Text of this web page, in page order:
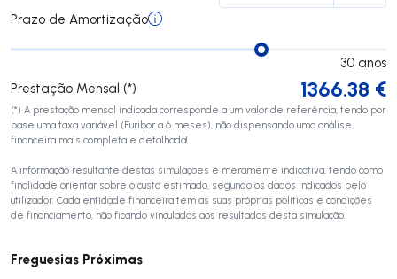
Prazo de Amortização
30 anos
Prestação Mensal (*)
1366.38 €
(*) A prestação mensal indicada corresponde a um valor de referência, tendo por
base uma taxa variável (Euribor a 6 meses), não dispensando uma análise
financeira mais completa e detalhada!
A informação resultante destas simulações é meramente indicativa, tendo como
finalidade orientar sobre o custo estimado, segundo os dados indicados pelo
utilizador. Cada entidade financeira tem as suas próprias políticas e condições
de financiamento, não ficando vinculadas aos resultados desta simulação.
Freguesias Próximas